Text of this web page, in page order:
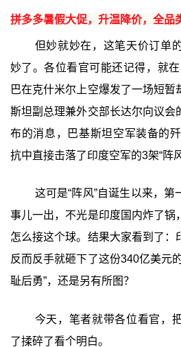
拼多多暑假大促，升温降价，全品
但妙就妙在，这笔天价订单
妙了。各位看官可能还记得，就
巴在克什米尔上空爆发了一场短
斯坦副总理兼外交部长达尔向议会
布的消息，巴基斯坦空军装备的
抗中直接击落了印度空军的3架“阵
这可是“阵风”自诞生以来，
事儿一出，不光是印度国内炸了锅
怎么接这个球。结果大家看到了：
反而反手就砸下了这份340亿美元
耻后勇”，还是另有所图？
今天，笔者就带各位看官，
了揉碎了看个明白。